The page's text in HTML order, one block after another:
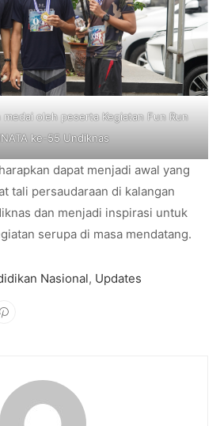
medai oleh peserta Kegiatan Fun Run
ke-55 Undiknas
dapat menjadi awal yang
tali persaudaraan di kalangan
dan menjadi inspirasi untuk
serupa di masa mendatang.
Nasional, Updates